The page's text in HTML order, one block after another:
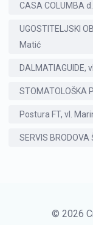
CASA COLUMBA
UGOSTITELJSKI
Matić
DALMATIAGUIDE,
STOMATOLOŠKA
Postura FT, vl.
SERVIS
© 2026